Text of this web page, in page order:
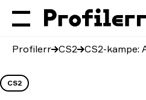
Profilerr CS2 CS2-kampe:
CS2